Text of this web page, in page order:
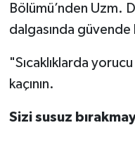
Bölümü’nden Uzm.
dalgasında güvende
"Sıcaklıklarda
kaçının.
Sizi susuz